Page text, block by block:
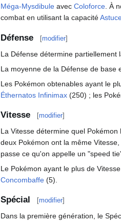
Méga-Mysdibule avec Coloforce . À
combat en utilisant la capacité
Défense [modifier]
La Défense détermine partiellement
La moyenne de la Défense de base
Les Pokémon obtenables ayant le
Éthernatos Infinimax (250) ; les
Vitesse [modifier]
La Vitesse détermine quel
deux Pokémon ont la même
passe ce qu'on appelle un "speed
Le Pokémon ayant le plus de
Concombaffe (5).
Spécial [modifier]
Dans la première génération, le